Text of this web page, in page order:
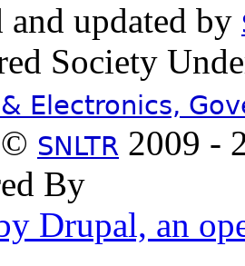
and updated by
Society
Electronics,
SNLTR 2009 -
By